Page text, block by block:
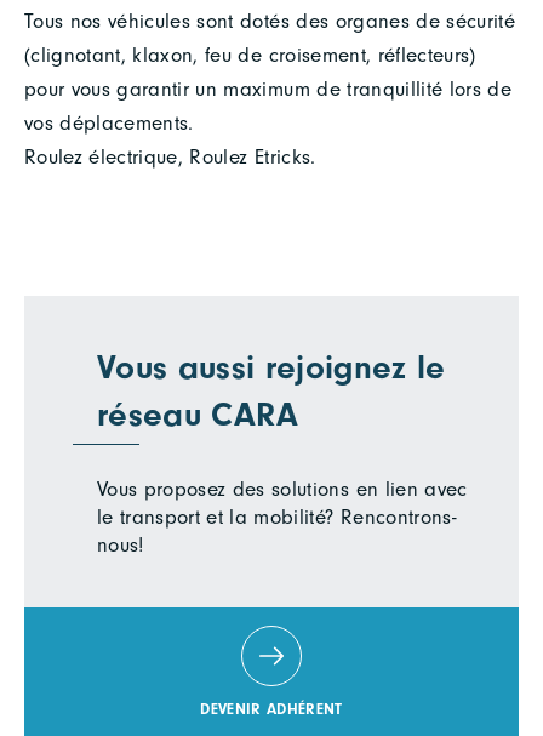
Tous nos véhicules sont dotés des organes de sécurité
(clignotant, klaxon, feu de croisement, réflecteurs)
pour vous garantir un maximum de tranquillité lors de
vos déplacements.
Roulez électrique, Roulez Etricks.
Vous aussi rejoignez le
réseau CARA
Vous proposez des solutions en lien avec
le transport et la mobilité? Rencontrons-
nous!
DEVENIR ADHÉRENT